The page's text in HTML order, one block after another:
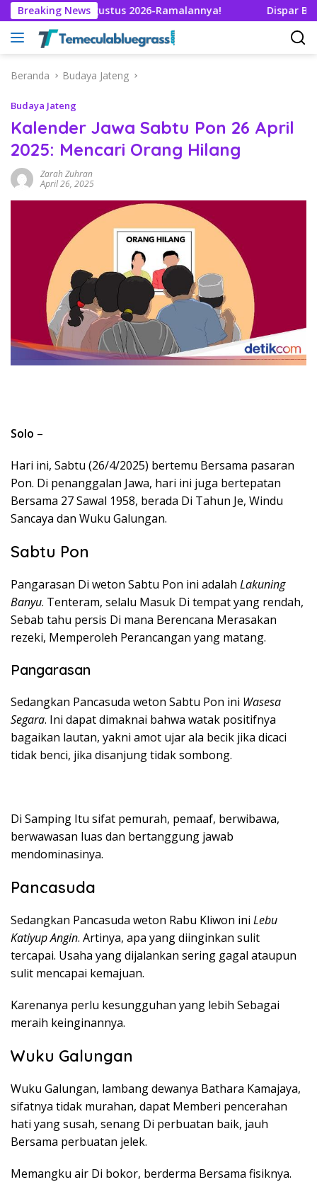
Langsung
ke
konten
Breaking News
Jawa 7 Agustus 2026-Ramalannya! Dispar Bali
Beranda Budaya Jateng
Budaya Jateng
Kalender Jawa Sabtu Pon 26 April
2025: Mencari Orang Hilang
Zarah Zuhran
April 26, 2025
Solo –
Hari ini, Sabtu (26/4/2025) bertemu Bersama pasaran
Pon. Di penanggalan Jawa, hari ini juga bertepatan
Bersama 27 Sawal 1958, berada Di Tahun Je, Windu
Sancaya dan Wuku Galungan.
Sabtu Pon
Pangarasan Di weton Sabtu Pon ini adalah Lakuning
Banyu. Tenteram, selalu Masuk Di tempat yang rendah,
Sebab tahu persis Di mana Berencana Merasakan
rezeki, Memperoleh Perancangan yang matang.
Pangarasan
Sedangkan Pancasuda weton Sabtu Pon ini Wasesa
Segara. Ini dapat dimaknai bahwa watak positifnya
bagaikan lautan, yakni amot ujar ala becik jika dicaci
tidak benci, jika disanjung tidak sombong.
Di Samping Itu sifat pemurah, pemaaf, berwibawa,
berwawasan luas dan bertanggung jawab
mendominasinya.
Pancasuda
Sedangkan Pancasuda weton Rabu Kliwon ini Lebu
Katiyup Angin. Artinya, apa yang diinginkan sulit
tercapai. Usaha yang dijalankan sering gagal ataupun
sulit mencapai kemajuan.
Karenanya perlu kesungguhan yang lebih Sebagai
meraih keinginannya.
Wuku Galungan
Wuku Galungan, lambang dewanya Bathara Kamajaya,
sifatnya tidak murahan, dapat Memberi pencerahan
hati yang susah, senang Di perbuatan baik, jauh
Bersama perbuatan jelek.
Memangku air Di bokor, berderma Bersama fisiknya.